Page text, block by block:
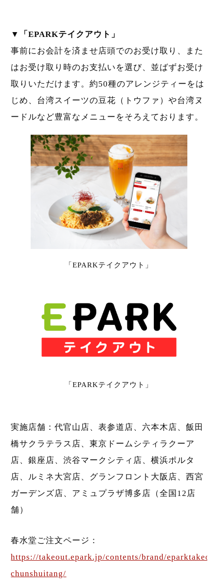
▼「EPARKテイクアウト」
事前にお会計を済ませ店頭でのお受け取り、また
はお受け取り時のお支払いを選び、並ばずお受け
取りいただけます。約50種のアレンジティーをは
じめ、台湾スイーツの豆花（トウファ）や台湾ヌ
ードルなど豊富なメニューをそろえております。
「EPARKテイクアウト」
「EPARKテイクアウト」
実施店舗：代官山店、表参道店、六本木店、飯田
橋サクラテラス店、東京ドームシティラクーア
店、銀座店、渋谷マークシティ店、横浜ポルタ
店、ルミネ大宮店、グランフロント大阪店、西宮
ガーデンズ店、アミュプラザ博多店（全国12店
舗）
春水堂ご注文ページ：
https://takeout.epark.jp/contents/brand/
chunshuitang/